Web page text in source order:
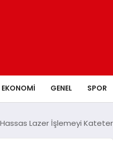
EKONOMI GENEL SPOR
Lazer İşlemeyi